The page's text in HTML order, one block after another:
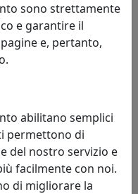
65,55 €
sono strettamente
e garantire il
e, pertanto,
abilitano semplici
permettono di
del nostro servizio e
facilmente con noi.
di migliorare la